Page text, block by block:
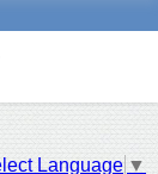
Language ▼